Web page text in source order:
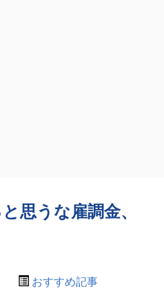
思うな雇調金、
おすすめ記事